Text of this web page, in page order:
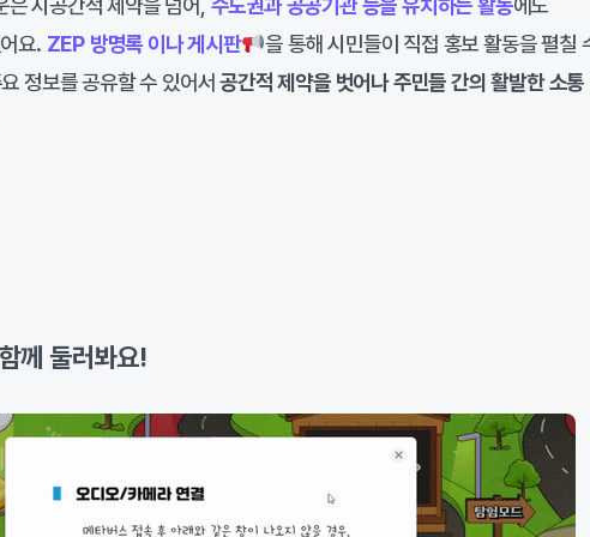
시공간적 제약을 넘어, 수도권과 공공기관 등을 유치하는 활동에도
요. ZEP 방명록 이나 게시판
을 통해 시민들이 직접 홍보 활동을 펼칠
정보를 공유할 수 있어서공간적 제약을 벗어나 주민들 간의 활발한 소통
께 둘러봐요!